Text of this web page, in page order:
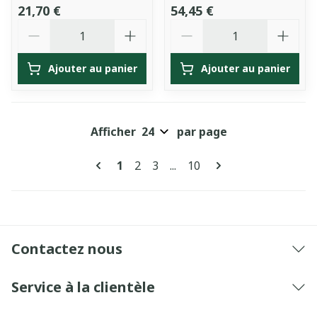
21,70 €
Ajouter au panier
54,45 €
Ajouter au panier
Pages
Vous lisez actuellement la page
1 Page
2 Page
3 ... Page
10
Afficher par page
Contactez nous
Service à la clientèle